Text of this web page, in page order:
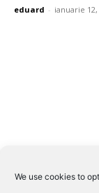
We use cookies to
eduard - ianuarie 12,